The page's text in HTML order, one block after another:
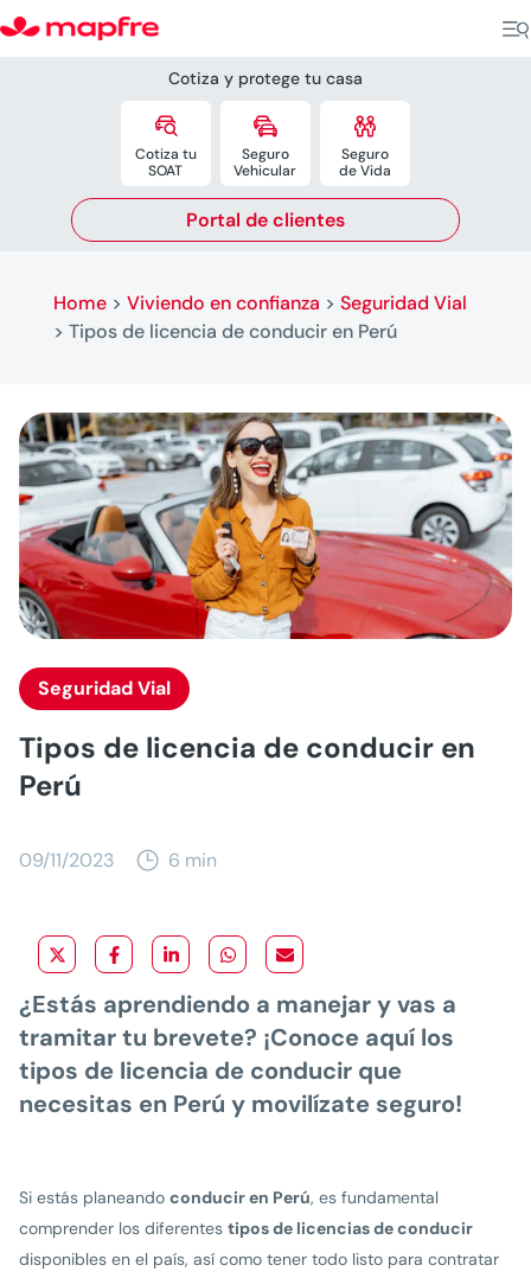
Cotiza y protege tu casa

Cotiza tu
SOAT

Seguro
Vehicular

Seguro
de Vida
Portal de clientes
Home> Viviendo en confianza > Seguridad Vial
> Tipos de licencia de conducir en Perú
Seguridad Vial
Tipos de licencia de conducir en
Perú
09/11/2023 6 min
¿Estás aprendiendo a manejar y vas a
tramitar tu brevete? ¡Conoce aquí los
tipos de licencia de conducir que
necesitas en Perú y movilízate seguro!
Si estás planeando conducir en Perú, es fundamental
comprender los diferentes tipos de licencias de conducir
disponibles en el país, así como tener todo listo para contratar